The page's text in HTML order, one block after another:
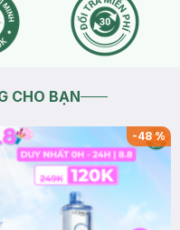
CHO BẠN
-48%